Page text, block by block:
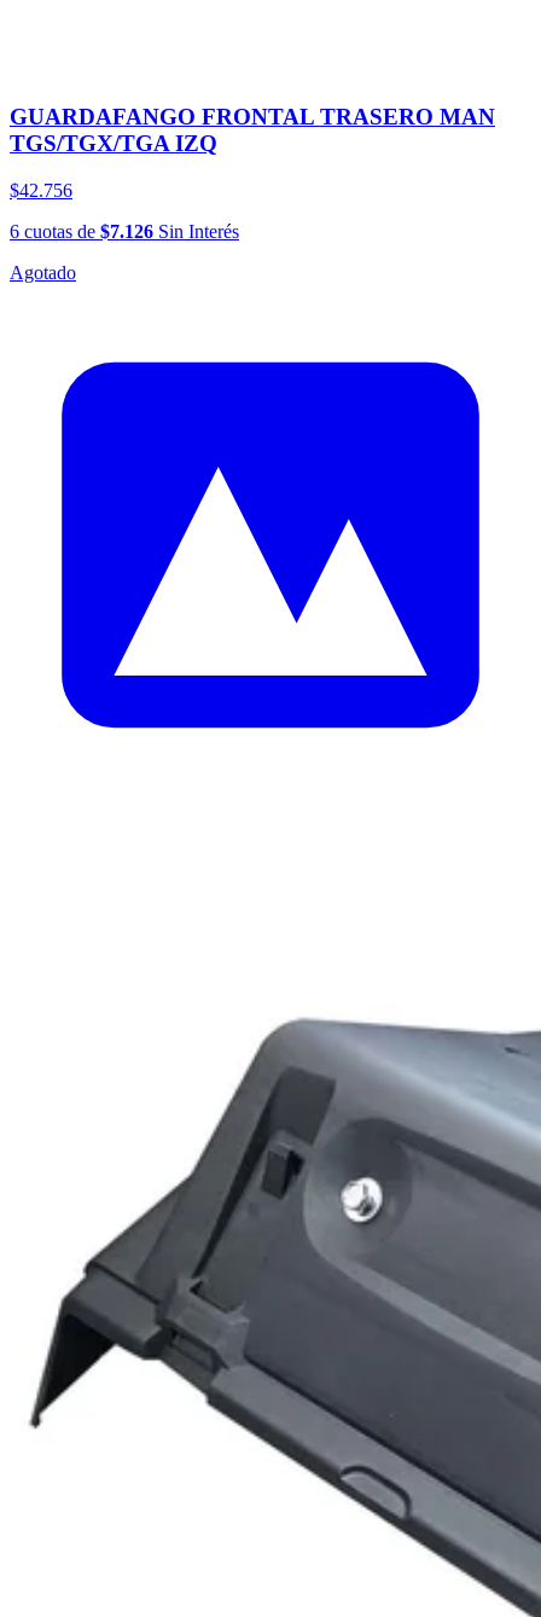
GUARDAFANGO FRONTAL TRASERO MAN
TGS/TGX/TGA IZQ
$42.756
6 cuotas de $7.126 Sin Interés
Agotado